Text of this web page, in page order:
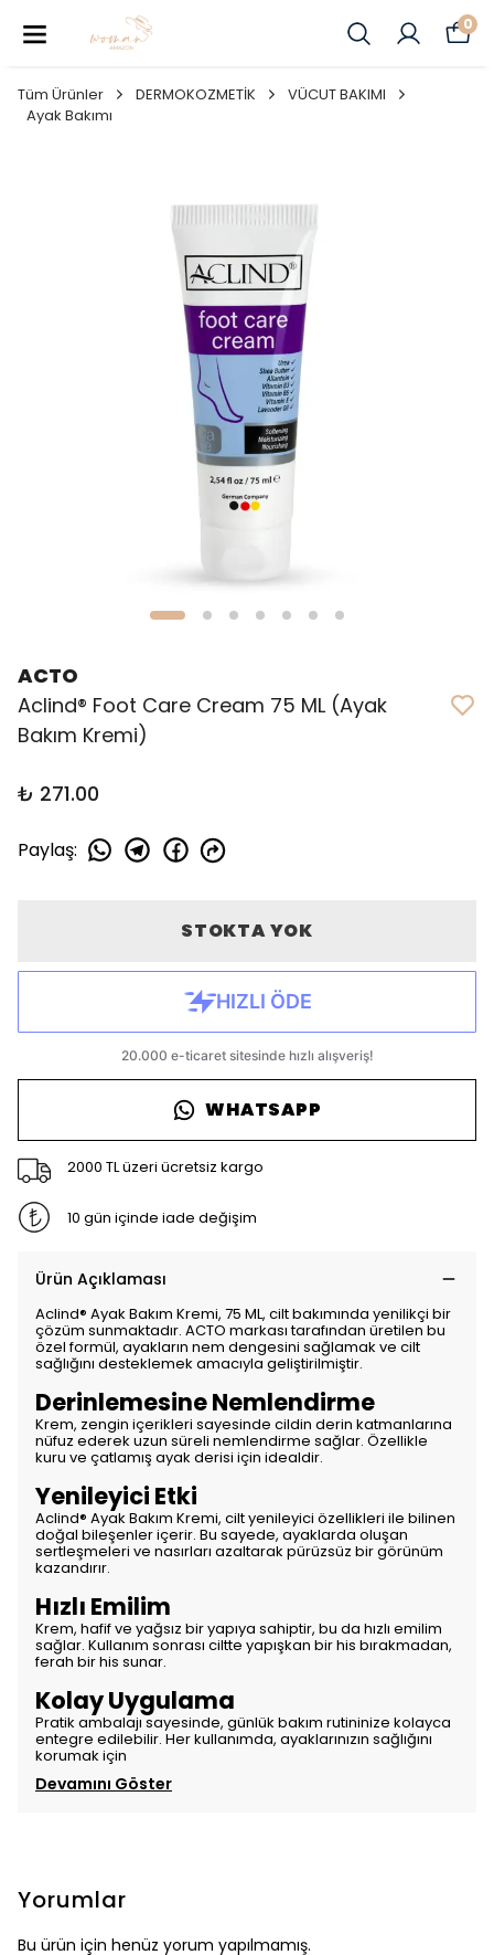
0
Tüm Ürünler DERMOKOZMETİK
VÜCUT BAKIMI
Ayak Bakımı
ACTO
Aclind® Foot Care Cream 75 ML (Ayak
Bakım Kremi)
₺ 271.00
Paylaş:
STOKTA YOK
WHATSAPP
2000 TL üzeri ücretsiz kargo
10 gün içinde iade değişim
Ürün Açıklaması
Aclind® Ayak Bakım Kremi, 75 ML, cilt bakımında yenilikçi bir
çözüm sunmaktadır. ACTO markası tarafından üretilen bu
özel formül, ayakların nem dengesini sağlamak ve cilt
sağlığını desteklemek amacıyla geliştirilmiştir.
Derinlemesine Nemlendirme
Krem, zengin içerikleri sayesinde cildin derin katmanlarına
nüfuz ederek uzun süreli nemlendirme sağlar. Özellikle
kuru ve çatlamış ayak derisi için idealdir.
Yenileyici Etki
Aclind® Ayak Bakım Kremi, cilt yenileyici özellikleri ile bilinen
doğal bileşenler içerir. Bu sayede, ayaklarda oluşan
sertleşmeleri ve nasırları azaltarak pürüzsüz bir görünüm
kazandırır.
Hızlı Emilim
Krem, hafif ve yağsız bir yapıya sahiptir, bu da hızlı emilim
sağlar. Kullanım sonrası ciltte yapışkan bir his bırakmadan,
ferah bir his sunar.
Kolay Uygulama
Pratik ambalajı sayesinde, günlük bakım rutininize kolayca
entegre edilebilir. Her kullanımda, ayaklarınızın sağlığını
korumak için
Devamını Göster
Yorumlar
Bu ürün için henüz yorum yapılmamış.